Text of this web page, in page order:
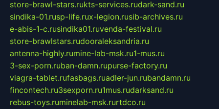
store-brawl-stars.rukts-services.rudark-sand.ru
sindika-01.rusp-life.rux-legion.rusib-archives.ru
e-abis-1-c.rusindika01.ruvenda-festival.ru
store-brawlstars.rudooraleksandria.ru
antenna-highly.rumine-lab-msk.ru1-mus.ru
3-sex-porn.ruban-damn.rupurse-factory.ru
viagra-tablet.rufasbags.ruadler-jun.rubandamn.ru
fincontech.ru3sexporn.ru1mus.rudarksand.ru
rebus-toys.ruminelab-msk.rurtdco.ru